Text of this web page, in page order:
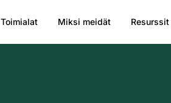
Toimialat Miksi meidät Resurssit